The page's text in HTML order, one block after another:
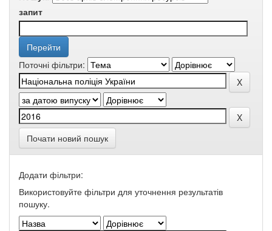
запит
Поточні фільтри:
Почати новий пошук
Додати фільтри:
Використовуйте фільтри для уточнення результатів
пошуку.